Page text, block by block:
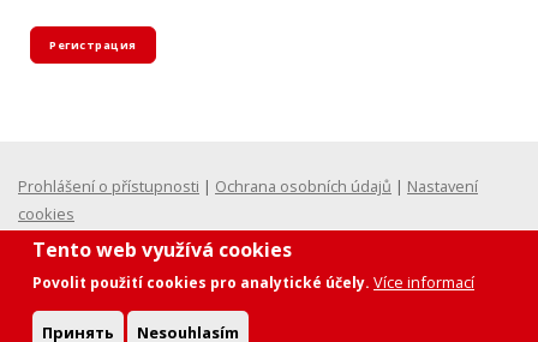
Tento web využívá cookies
Povolit použití cookies pro analytické účely. Více informací
Принять Nesouhlasím
Регистрация
Prohlášení o přístupnosti | Ochrana osobních údajů | Nastavení
cookies